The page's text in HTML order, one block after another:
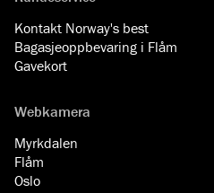
Kontakt Norway's best
Bagasjeoppbevaring i Flåm
Gavekort
Webkamera
Myrkdalen
Flåm
Oslo